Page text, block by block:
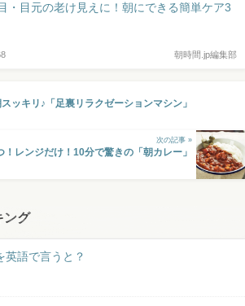
・目元の老け見えに！朝にできる簡単ケア3
朝時間.jp編集部
ッキリ♪「足裏リラクゼーションマシン」
次の記事 »
！レンジだけ！10分で驚きの「朝カレー」
ング
英語で言うと？